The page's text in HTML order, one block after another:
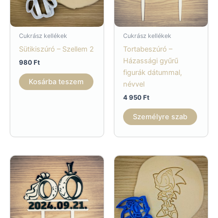
Cukrász kellékek
Sütikiszúró – Szellem 2
980Ft
Kosárba teszem
Cukrász kellékek
Tortabeszúró –
Házassági gyűrű
figurák dátummal,
névvel
4 950Ft
Személyre szab